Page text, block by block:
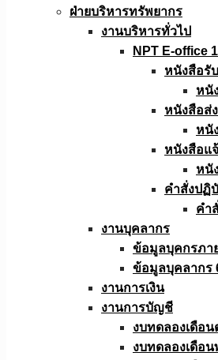
ฝ่ายบริหารทรัพยากร
งานบริหารทั่วไป
NPT E-office
หนังสือรับ
หนั
หนังสือส่
หนั
หนังสือแ
หนั
คำสั่งปฏิ
คำ
งานบุคลากร
ข้อมูลบุคกรภา
ข้อมูลบุคลากร
งานการเงิน
งานการบัญชี
งบทดลองเดือ
งบทดลองเดือ